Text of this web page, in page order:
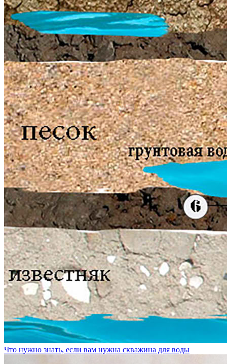
Что нужно знать, если вам нужна скважина для воды